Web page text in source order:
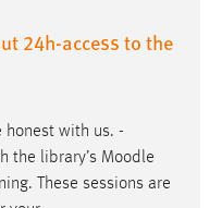
24h-access to the
with us. -
the library’s Moodle
These sessions are
Einverständnis-